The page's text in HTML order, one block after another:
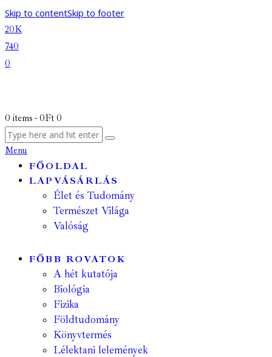
Skip to contentSkip to footer
20K
740
0
0 items - 0Ft 0
Menu
FŐOLDAL
LAPVÁSÁRLÁS
Élet és Tudomány
Természet Világa
Valóság
FŐBB ROVATOK
A hét kutatója
Biológia
Fizika
Földtudomány
Könyvtermés
Lélektani lelemények